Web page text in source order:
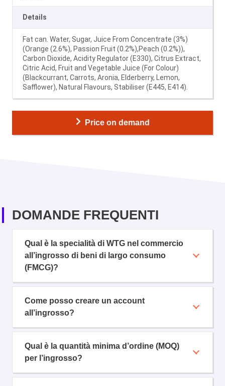
Details
Fat can. Water, Sugar, Juice From Concentrate (3%)
(Orange (2.6%), Passion Fruit (0.2%),Peach (0.2%)),
Carbon Dioxide, Acidity Regulator (E330), Citrus Extract,
Citric Acid, Fruit and Vegetable Juice (For Colour)
(Blackcurrant, Carrots, Aronia, Elderberry, Lemon,
Safflower), Natural Flavours, Stabiliser (E445, E414).
Price on demand
DOMANDE FREQUENTI
Qual è la specialità di WTG nel commercio
all’ingrosso di beni di largo consumo
(FMCG)?
Come posso creare un account
all’ingrosso?
Qual è la quantità minima d’ordine (MOQ)
per l’ingrosso?